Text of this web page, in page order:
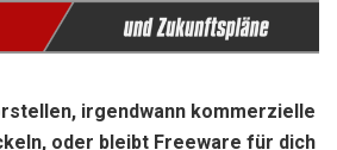
irgendwann kommerzielle
oder bleibt Freeware für dich